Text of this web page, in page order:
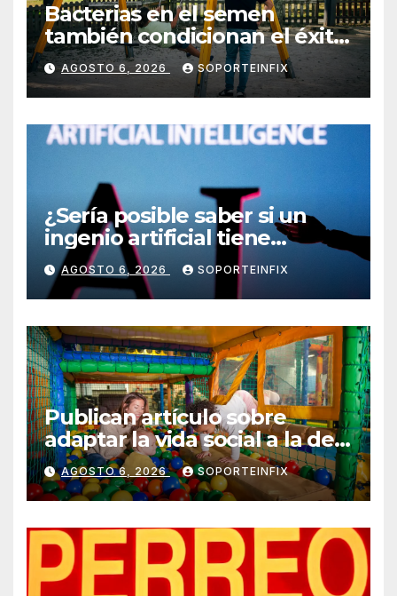
Bacterias en el semen
también condicionan el éxito
del embarazo: estudio
cambia el foco al microbioma
seminal
AGOSTO 6, 2026 SOPORTEINFIX
¿Sería posible saber si un
ingenio artificial tiene
consciencia?
AGOSTO 6, 2026 SOPORTEINFIX
Publican artículo sobre
adaptar la vida social a la de
los hijos
AGOSTO 6, 2026 SOPORTEINFIX